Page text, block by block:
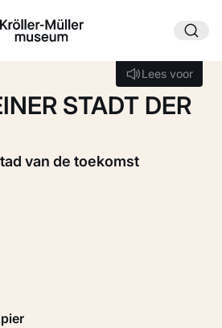
Lees voor
Lees voor
STADT DER
van de toekomst